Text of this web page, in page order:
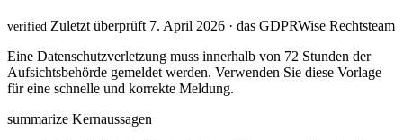
verified Zuletzt überprüft 7. April 2026 · das GDPRWise Rechtsteam
Eine Datenschutzverletzung muss innerhalb von 72 Stunden der
Aufsichtsbehörde gemeldet werden. Verwenden Sie diese Vorlage
für eine schnelle und korrekte Meldung.
summarize Kernaussagen